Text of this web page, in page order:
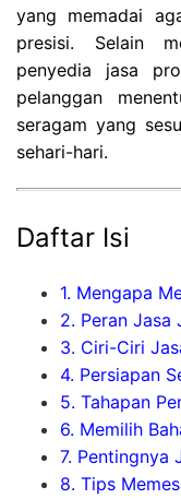
yang memadai
presisi. Selain
penyedia jasa
pelanggan
seragam yang
sehari-hari.
Daftar Isi
1. Mengapa
2. Peran Jasa
3. Ciri-Ciri
4. Persiapan
5. Tahapan
6. Memilih
7. Pentingnya
8. Tips